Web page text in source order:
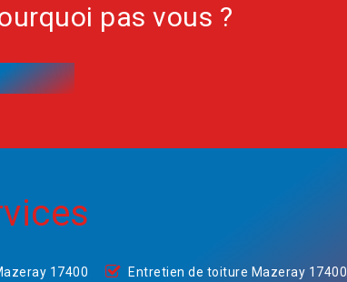
pas vous ?
17400 Entretien de toiture Mazeray 17400